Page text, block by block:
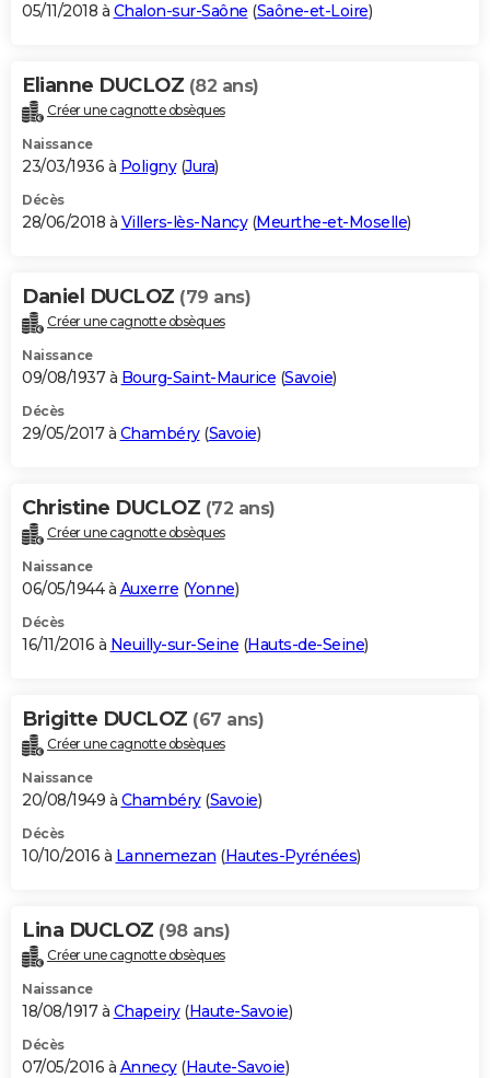
05/11/2018 à Chalon-sur-Saône (Saône-et-Loire)
Elianne DUCLOZ (82 ans)
Créer une cagnotte obsèques
Naissance
23/03/1936 à Poligny(Jura)
Décès
28/06/2018 à Villers-lès-Nancy(Meurthe-et-Moselle)
Daniel DUCLOZ (79 ans)
Créer une cagnotte obsèques
Naissance
09/08/1937 à Bourg-Saint-Maurice (Savoie)
Décès
29/05/2017 à Chambéry(Savoie)
Christine DUCLOZ (72 ans)
Créer une cagnotte obsèques
Naissance
06/05/1944 à Auxerre (Yonne)
Décès
16/11/2016 à Neuilly-sur-Seine (Hauts-de-Seine)
Brigitte DUCLOZ (67 ans)
Créer une cagnotte obsèques
Naissance
20/08/1949 à Chambéry(Savoie)
Décès
10/10/2016 à Lannemezan (Hautes-Pyrénées)
Lina DUCLOZ (98 ans)
Créer une cagnotte obsèques
Naissance
18/08/1917 à Chapeiry(Haute-Savoie)
Décès
07/05/2016 à Annecy(Haute-Savoie)